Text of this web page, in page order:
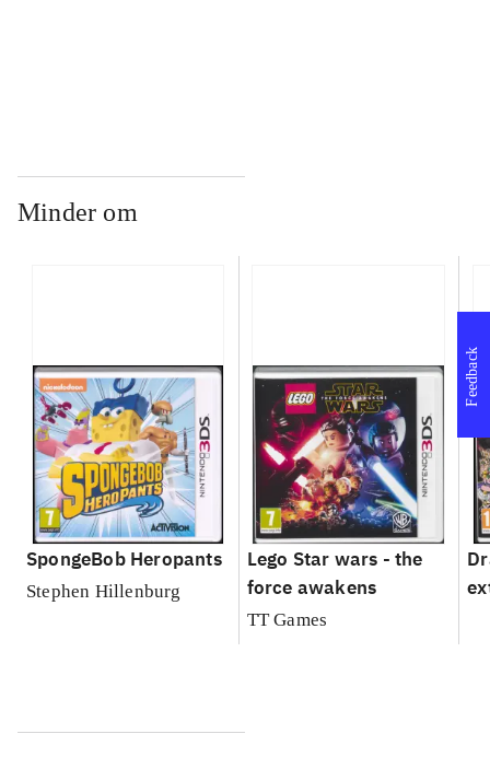
Minder om
SpongeBob Heropants
Stephen Hillenburg
Lego Star wars - the
force awakens
TT Games
Feedback